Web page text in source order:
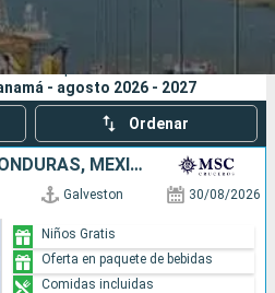
Buscar
de búsqueda:
- agosto 2026 - 2027
Ordenar
ESTADOS UNIDOS, HONDURAS, MÉXICO
Galveston 30/08/2026
Niños Gratis
Oferta en paquete de bebidas
Comidas incluidas